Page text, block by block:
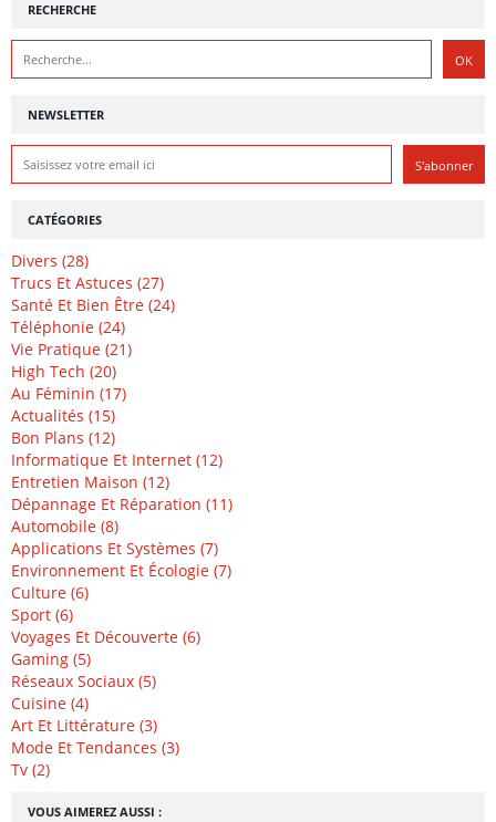
NEWSLETTER
RECHERCHE
VOUS AIMEREZ AUSSI :
CATÉGORIES
Divers (28)
Trucs Et Astuces (27)
Santé Et Bien Être (24)
Téléphonie (24)
Vie Pratique (21)
High Tech (20)
Au Féminin (17)
Actualités (15)
Bon Plans (12)
Informatique Et Internet (12)
Entretien Maison (12)
Dépannage Et Réparation (11)
Automobile (8)
Applications Et Systèmes (7)
Environnement Et Écologie (7)
Culture (6)
Sport (6)
Voyages Et Découverte (6)
Gaming (5)
Réseaux Sociaux (5)
Cuisine (4)
Art Et Littérature (3)
Mode Et Tendances (3)
Tv (2)